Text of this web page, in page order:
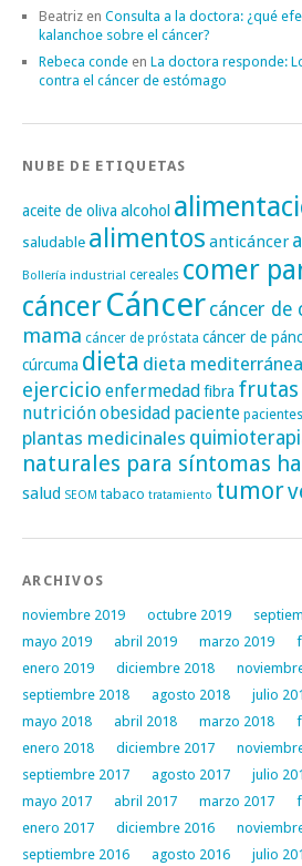
Beatriz en Consulta a la doctora: ¿qué
kalanchoe sobre el cáncer?
Rebeca conde en La doctora responde:
contra el cáncer de estómago
NUBE DE ETIQUETAS
aceite de oliva alcohol
saludable alimentos anticáncer
Bollería industrial cereales comer
cáncerCáncer cáncer de
mama cáncer de próstata cáncer de
cúrcuma dieta dieta mediterránea
ejercicio enfermedad fibra frutas
nutriciónobesidad paciente
plantas medicinales
naturales para síntomas
salud SEOM tabaco tratamiento tumor
ARCHIVOS
noviembre 2019 octubre 2019
mayo 2019
abril 2019 marzo 2019
enero 2019
diciembre 2018
septiembre 2018
agosto 2018 julio
mayo 2018
abril 2018 marzo 2018
enero 2018
diciembre 2017
septiembre 2017
agosto 2017 julio
mayo 2017
abril 2017 marzo 2017
enero 2017
diciembre 2016
septiembre 2016
agosto 2016 julio